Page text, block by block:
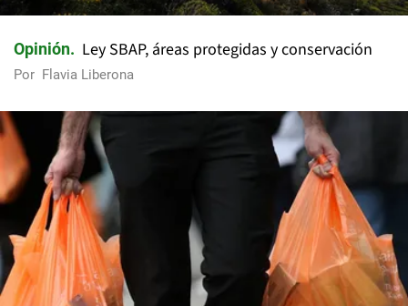
Opinión Ley SBAP, áreas protegidas y conservación
Por Flavia Liberona